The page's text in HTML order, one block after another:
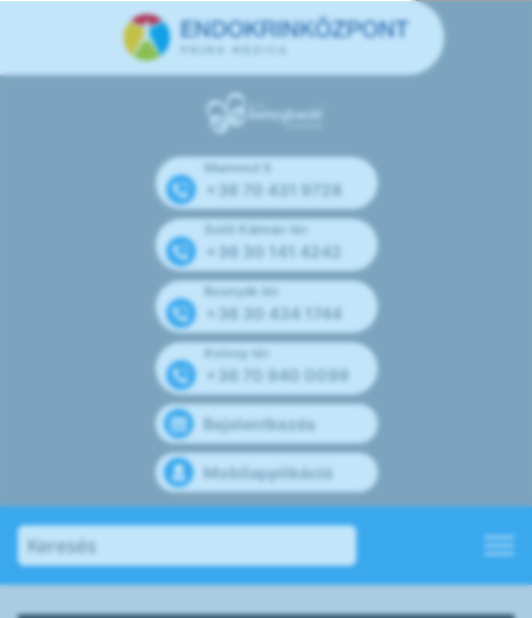
Mammut II
+36 70 431 9728
Széll Kálmán tér
+36 30 141 4242
Bosnyák tér
+36 30 434 1744
Kolosy tér
+36 70 940 0099
Bejelentkezés
Mobilapplikáció